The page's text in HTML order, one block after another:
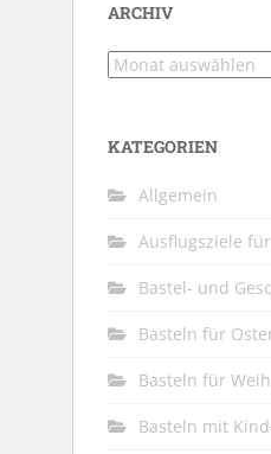
ARCHIV
Archiv
KATEGORIEN
Allgemein
Ausflugsziele
Bastel- und
Basteln für
Basteln für
Basteln mit